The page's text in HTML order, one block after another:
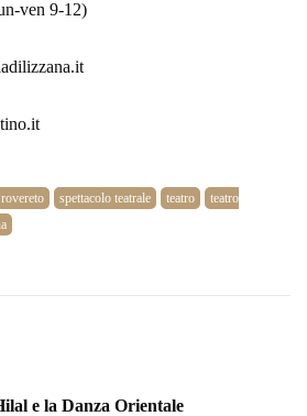
ven 9-12)
rovereto spettacolo teatrale teatro
teatro
e la Danza Orientale